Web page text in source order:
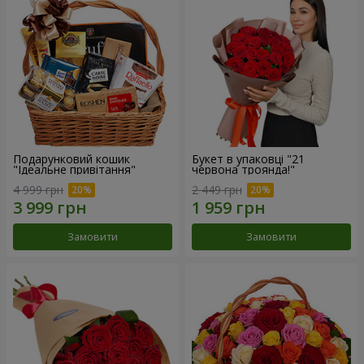
Подарунковий кошик
"Ідеальне привітання"
4 999 грн
Замовити
Букет в упаковці "21
червона троянда!"
2 449 грн
Замовити